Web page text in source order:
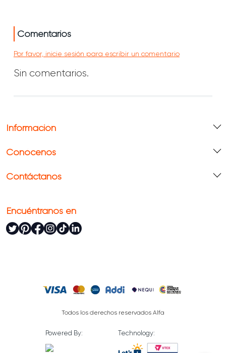
Comentarios
Por favor, inicie sesión para escribir un comentario
Sin comentarios.
Información
Conócenos
Contáctanos
Encuéntranos en
Todos los derechos reservados Alfa
Powered By: Technology: